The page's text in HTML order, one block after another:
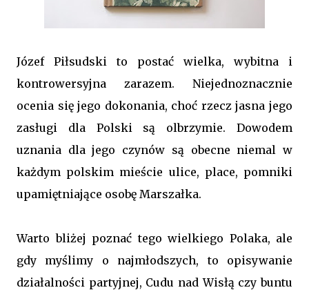
Józef Piłsudski to postać wielka, wybitna i
kontrowersyjna zarazem. Niejednoznacznie
ocenia się jego dokonania, choć rzecz jasna jego
zasługi dla Polski są olbrzymie. Dowodem
uznania dla jego czynów są obecne niemal w
każdym polskim mieście ulice, place, pomniki
upamiętniające osobę Marszałka.
Warto bliżej poznać tego wielkiego Polaka, ale
gdy myślimy o najmłodszych, to opisywanie
działalności partyjnej, Cudu nad Wisłą czy buntu